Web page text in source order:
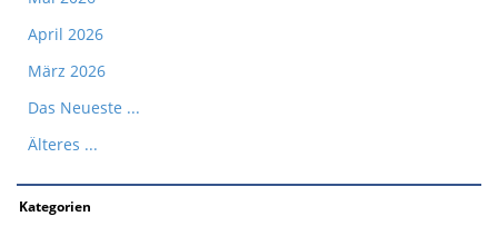
April 2026
März 2026
Das Neueste ...
Älteres ...
Kategorien